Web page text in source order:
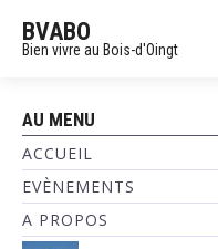
BVABO
Bien vivre au Bois-d'Oingt
AU MENU
ACCUEIL
EVÈNEMENTS
A PROPOS